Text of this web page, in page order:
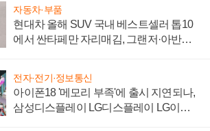
자동차·부품
현대차 올해 SUV 국내 베스트셀러 톱10
에서 싼타페만 자리매김, 그랜저·아반떼
전자·전기·정보통신
아이폰18 '메모리 부족'에 출시 지연되나,
삼성디스플레이 LG디스플레이 LG이노